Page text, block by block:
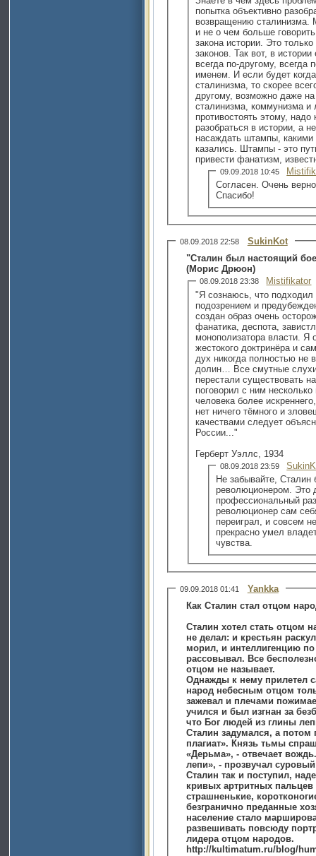
попытка объективно
возвращению сталинизма.
и не о чем больше
закона истории. Это
законов. Так вот, в
всегда по-другому, всегда
именем. И если будет
сталинизма, то скорее
другому, возможно даже
сталинизма, коммунизма и
противостоять этому, надо
разобраться в истории, а
насаждать штампы,
казались. Штампы - это
привести фанатизм,
09.09.2018 10:45
Согласен. Очень
Спасибо!
08.09.2018 22:58
SukinKot
"Сталин был настоящий
(Морис Дрюон)
08.09.2018 23:38
Mistifikator
"Я сознаюсь, что
подозрением и
создан образ очень
фанатика, деспота,
монополизатора власти. Я
жестокого доктринёра и
дух никогда полностью не
долин… Все смутные
перестали существовать
поговорил с ним
человека более
нет ничего тёмного и
качествами следует
России..."
Герберт Уэллс, 1934
08.09.2018 23:59
Не забывайте,
революционером. Это
профессиональный
революционер сам
переиграл, и совсем
прекрасно умел
чувства.
09.09.2018 01:41
Yankka
Как Сталин стал отцом
Сталин хотел стать отцом
не делал: и крестьян
морил, и интеллигенцию по тюремным шаражкам
рассовывал. Все
отцом не называет.
Однажды к нему прилетел
народ небесным отцом
зажевал и плечами
учился и был изгнан за
что Бог людей из глины
Сталин задумался, а потом
плагиат». Князь тьмы
«Дерьма», - отвечает
лепи», - прозвучал суровый
Сталин так и поступил,
кривых артритных пальцев
страшненькие,
безгранично преданные
население стало
развешивать повсюду
лидера отцом народов.
http://kultimatum.ru/blog/